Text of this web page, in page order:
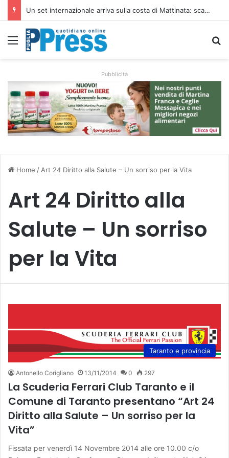
Ombrelloni lasciati sulle spiagge libere, controlli a Vieste e Peschici: liberati oltre 5mila metri quadrati
Menu
Pubblicità
Home / Art 24 Diritto alla Salute – Un sorriso per la Vita
Art 24 Diritto alla
Salute – Un sorriso
per la Vita
Taranto e provincia
Antonello Corigliano 13/11/2014 0 297
La Scuderia Ferrari Club Taranto e il
Comune di Taranto presentano “Art 24
Diritto alla Salute – Un sorriso per la
Vita”
Fissata per venerdì 14 Novembre 2014 alle ore 10.00 c/o